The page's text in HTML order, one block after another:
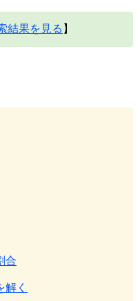
結果を見る 】
合
く